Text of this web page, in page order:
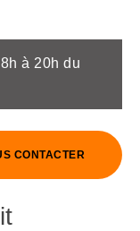
à 20h du
CONTACTER